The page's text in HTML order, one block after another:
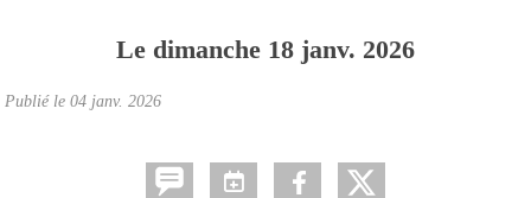
Le dimanche 18 janv. 2026
Publié le 04 janv. 2026